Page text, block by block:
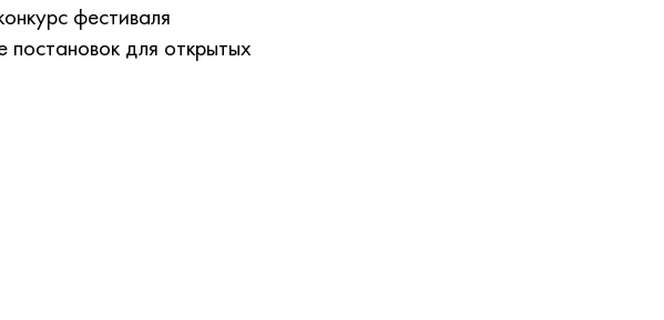
фестиваля
для открытых